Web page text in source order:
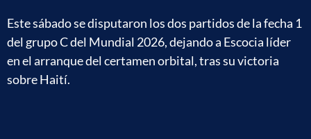
Este sábado se disputaron los dos partidos de la fecha 1
del grupo C del Mundial 2026, dejando a Escocia líder
en el arranque del certamen orbital, tras su victoria
sobre Haití.